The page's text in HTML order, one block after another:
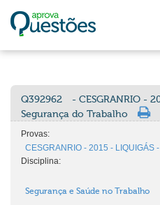
Q392962
- CESGRANRIO -
Segurança do Trabalho
Provas:
CESGRANRIO - 2015 -
Disciplina:
Segurança e Saúde no Trabalho